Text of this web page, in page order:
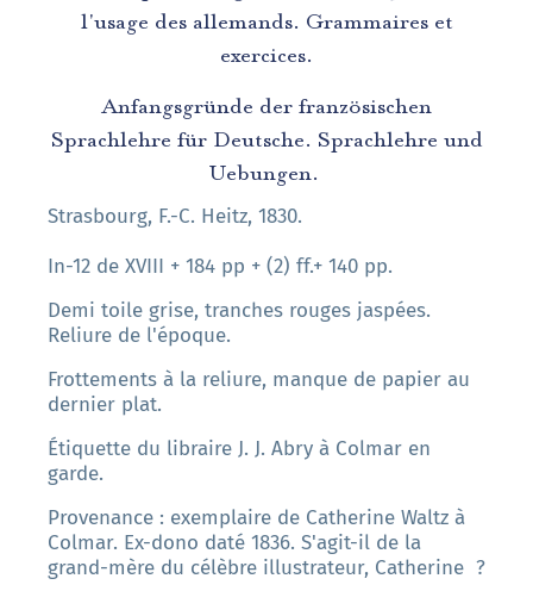
l'usage des allemands. Grammaires et
exercices.
Anfangsgründe der französischen
Sprachlehre für Deutsche. Sprachlehre und
Uebungen.
Strasbourg, F.-C. Heitz, 1830.
In-12 de XVIII + 184 pp + (2) ff.+ 140 pp.
Demi toile grise, tranches rouges jaspées.
Reliure de l'époque.
Frottements à la reliure, manque de papier au
dernier plat.
Étiquette du libraire J. J. Abry à Colmar en
garde.
Provenance : exemplaire de Catherine Waltz à
Colmar. Ex-dono daté 1836. S'agit-il de la
grand-mère du célèbre illustrateur, Catherine ?